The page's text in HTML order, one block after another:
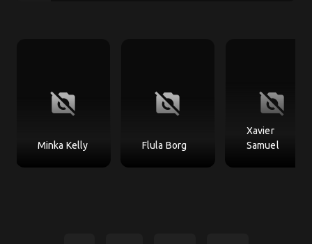
no_photography
Minka Kelly
no_photography
Flula Borg
no_photography
Xavier
Samuel